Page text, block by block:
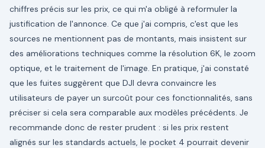
chiffres précis sur les prix, ce qui m'a obligé à reformuler la
justification de l'annonce. Ce que j'ai compris, c'est que les
sources ne mentionnent pas de montants, mais insistent sur
des améliorations techniques comme la résolution 6K, le zoom
optique, et le traitement de l'image. En pratique, j'ai constaté
que les fuites suggèrent que DJI devra convaincre les
utilisateurs de payer un surcoût pour ces fonctionnalités, sans
préciser si cela sera comparable aux modèles précédents. Je
recommande donc de rester prudent : si les prix restent
alignés sur les standards actuels, le pocket 4 pourrait devenir